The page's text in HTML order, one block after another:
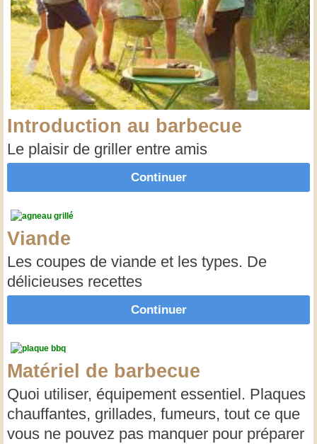
Introduction au barbecue
Le plaisir de griller entre amis
Continuer
Viande
Les coupes de viande et les types. De
délicieuses recettes
Continuer
Matériel de barbecue
Quoi utiliser, équipement essentiel. Plaques
chauffantes, grillades, fumeurs, tout ce que
vous ne pouvez pas manquer pour préparer